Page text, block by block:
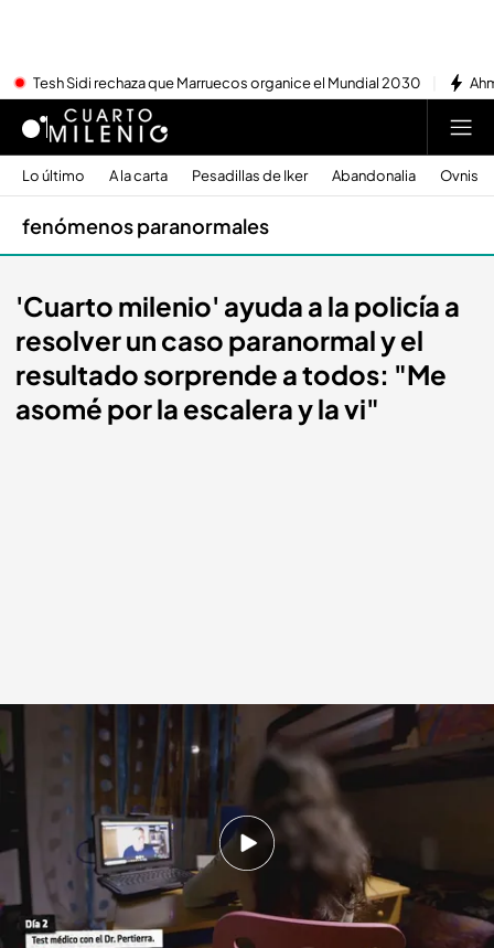
Tesh Sidi rechaza que Marruecos organice el Mundial 2030
Lo último A la carta Pesadillas de Iker Abandonalia Ovnis
fenómenos paranormales
'Cuarto milenio' ayuda a la policía a
resolver un caso paranormal y el
resultado sorprende a todos: "Me
asomé por la escalera y la vi"
Cuarto milenio, con Iker Jiménez
Cuarto Milenio
19 ABR 2021 - 00:12h.
Una familia vivió un extraño suceso en su
domicilio y necesitaron la ayuda del equipo de
investigación de 'Cuarto milenio'